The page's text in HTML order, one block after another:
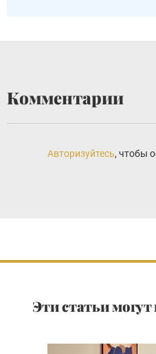
Комментарии
Авторизуйтесь, чтобы
Эти статьи